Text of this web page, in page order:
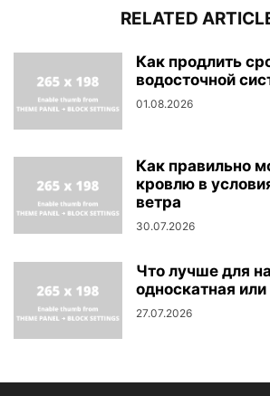
RELATED
Как продлить
водосточной
01.08.2026
Как правильно
кровлю в
ветра
30.07.2026
Что лучше для
односкатная
27.07.2026